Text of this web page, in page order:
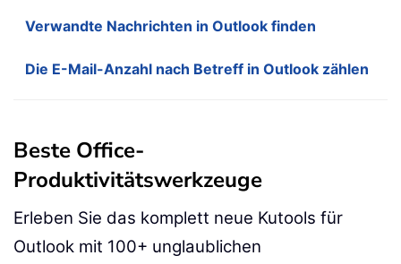
Verwandte Nachrichten in Outlook finden
Die E-Mail-Anzahl nach Betreff in Outlook zählen
Beste Office-
Produktivitätswerkzeuge
Erleben Sie das komplett neue Kutools für
Outlook mit 100+ unglaublichen